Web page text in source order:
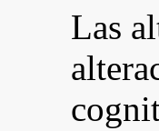
Las